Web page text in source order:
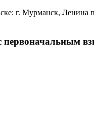
г. Мурманск, Ленина